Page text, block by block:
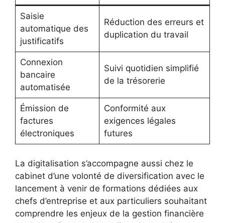
Saisie
automatique des
justificatifs
Réduction des erreurs et
duplication du travail
Connexion
bancaire
automatisée
Suivi quotidien simplifié
de la trésorerie
Émission de
factures
électroniques
Conformité aux
exigences légales
futures
La digitalisation s’accompagne aussi chez le
cabinet d’une volonté de diversification avec le
lancement à venir de formations dédiées aux
chefs d’entreprise et aux particuliers souhaitant
comprendre les enjeux de la gestion financière